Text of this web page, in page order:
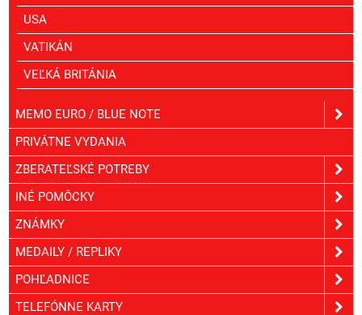
USA
VATIKÁN
VEĽKÁ BRITÁNIA
MEMO EURO / BLUE NOTE
PRIVÁTNE VYDANIA
ZBERATEĽSKÉ POTREBY
INÉ POMÔCKY
ZNÁMKY
MEDAILY / REPLIKY
POHĽADNICE
TELEFÓNNE KARTY